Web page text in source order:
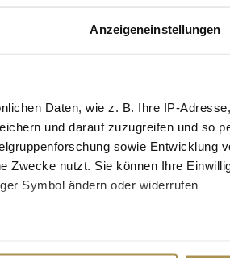
Anzeigeneinstellungen
Daten, wie z. B. Ihre IP-
und darauf zuzugreifen und so
sowie Entwicklung
Zwecke nutzt. Sie können Ihre
Symbol ändern oder widerrufen
Advertisement